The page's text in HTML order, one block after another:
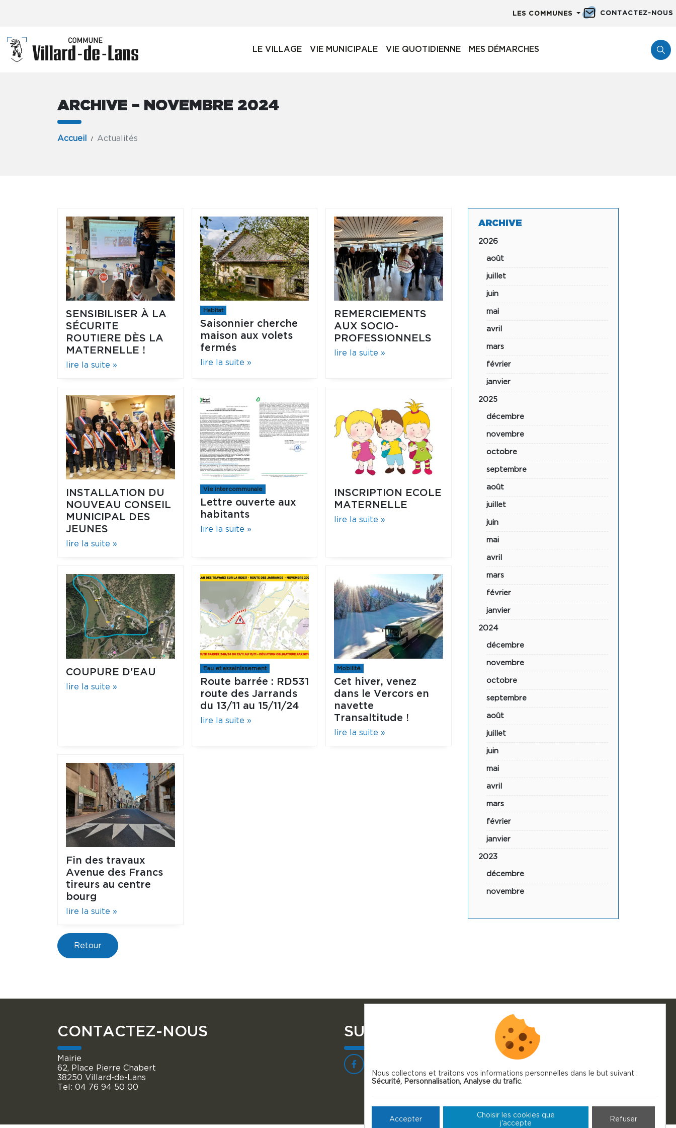
LES COMMUNES CONTACTEZ-NOUS
LE VILLAGE VIE MUNICIPALE VIE QUOTIDIENNE MES DÉMARCHES
ARCHIVE – NOVEMBRE 2024
Accueil Actualités
SENSIBILISER À LA
SÉCURITE
ROUTIERE DÈS LA
MATERNELLE !
lire la suite »
Habitat
Saisonnier cherche
maison aux volets
fermés
lire la suite »
REMERCIEMENTS
AUX SOCIO-
PROFESSIONNELS
lire la suite »
INSTALLATION DU
NOUVEAU CONSEIL
MUNICIPAL DES
JEUNES
lire la suite »
Vie intercommunale
Lettre ouverte aux
habitants
lire la suite »
INSCRIPTION ECOLE
MATERNELLE
lire la suite »
COUPURE D'EAU
lire la suite »
Eau et assainissement
Route barrée : RD531
route des Jarrands
du 13/11 au 15/11/24
lire la suite »
Mobilité
Cet hiver, venez
dans le Vercors en
navette
Transaltitude !
lire la suite »
Fin des travaux
Avenue des Francs
tireurs au centre
bourg
lire la suite »
Retour
ARCHIVE
2026
août
juillet
juin
mai
avril
mars
février
janvier
2025
décembre
novembre
octobre
septembre
août
juillet
juin
mai
avril
mars
février
janvier
2024
décembre
novembre
octobre
septembre
août
juillet
juin
mai
avril
mars
février
janvier
2023
décembre
novembre
CONTACTEZ-NOUS
Mairie
62, Place Pierre Chabert
38250 Villard-de-Lans
Tel: 04 76 94 50 00
SUIVEZ NOUS
Nous collectons et traitons vos informations personnelles dans le but suivant :
Sécurité, Personnalisation, Analyse du trafic.
Accepter Refuser
Choisir les cookies que
j'accepte